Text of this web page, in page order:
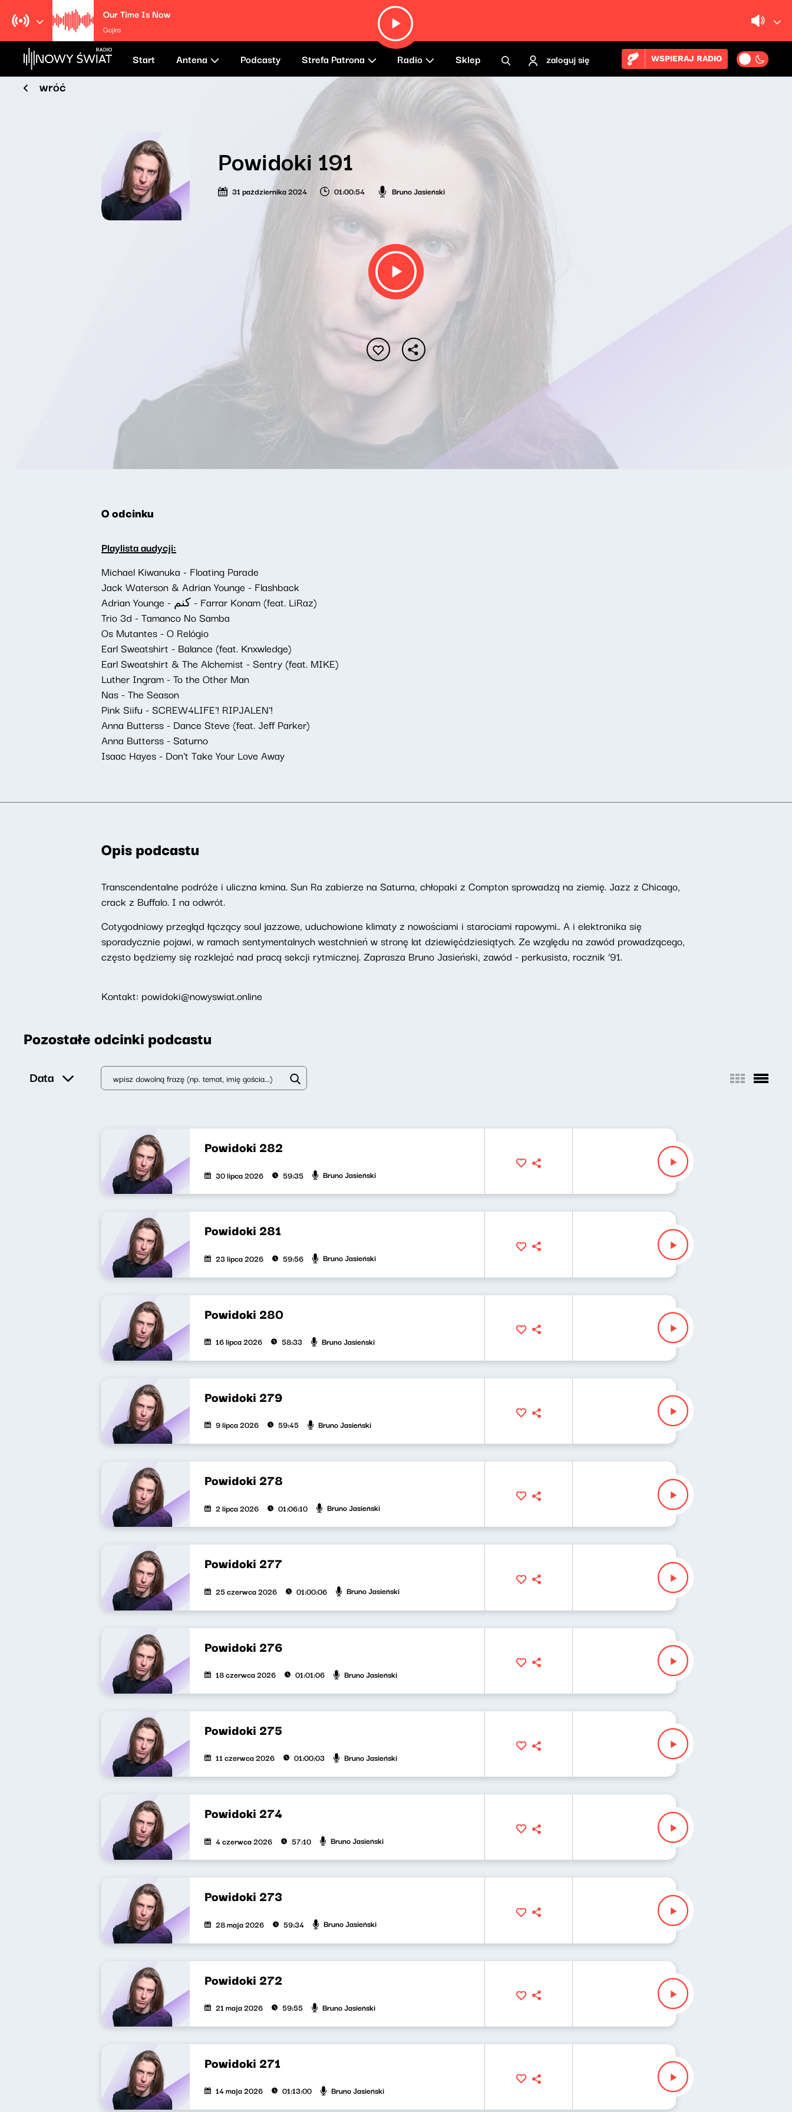
Our Time Is Now
Gojira
Start Antena Podcasty Strefa Patrona Radio Sklep zaloguj się WSPIERAJ RADIO
wróć
Powidoki 191
31 października 2024 01:00:54 Bruno Jasieński
O odcinku
Playlista audycji:
Michael Kiwanuka - Floating Parade
Jack Waterson & Adrian Younge - Flashback
Adrian Younge - کنم - Farrar Konam (feat. LiRaz)
Trio 3d - Tamanco No Samba
Os Mutantes - O Relógio
Earl Sweatshirt - Balance (feat. Knxwledge)
Earl Sweatshirt & The Alchemist - Sentry (feat. MIKE)
Luther Ingram - To the Other Man
Nas - The Season
Pink Siifu - SCREW4LIFE'! RIPJALEN'!
Anna Butterss - Dance Steve (feat. Jeff Parker)
Anna Butterss - Saturno
Isaac Hayes - Don't Take Your Love Away
Opis podcastu
Transcendentalne podróże i uliczna kmina. Sun Ra zabierze na Saturna, chłopaki z Compton sprowadzą na ziemię. Jazz z Chicago,
crack z Buffalo. I na odwrót.
Cotygodniowy przegląd łączący soul jazzowe, uduchowione klimaty z nowościami i starociami rapowymi.. A i elektronika się
sporadycznie pojawi, w ramach sentymentalnych westchnień w stronę lat dziewięćdziesiątych. Ze względu na zawód prowadzącego,
często będziemy się rozklejać nad pracą sekcji rytmicznej. Zaprasza Bruno Jasieński, zawód - perkusista, rocznik ’91.
Kontakt: powidoki@nowyswiat.online
Pozostałe odcinki podcastu
Data
Powidoki 282
30 lipca 2026 59:35 Bruno Jasieński
Powidoki 281
23 lipca 2026 59:56 Bruno Jasieński
Powidoki 280
16 lipca 2026 58:33 Bruno Jasieński
Powidoki 279
9 lipca 2026 59:45 Bruno Jasieński
Powidoki 278
2 lipca 2026 01:06:10 Bruno Jasieński
Powidoki 277
25 czerwca 2026 01:00:06 Bruno Jasieński
Powidoki 276
18 czerwca 2026 01:01:06 Bruno Jasieński
Powidoki 275
11 czerwca 2026 01:00:03 Bruno Jasieński
Powidoki 274
4 czerwca 2026 57:10 Bruno Jasieński
Powidoki 273
28 maja 2026 59:34 Bruno Jasieński
Powidoki 272
21 maja 2026 59:55 Bruno Jasieński
Powidoki 271
14 maja 2026 01:13:00 Bruno Jasieński